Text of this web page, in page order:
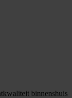
binnenshuis